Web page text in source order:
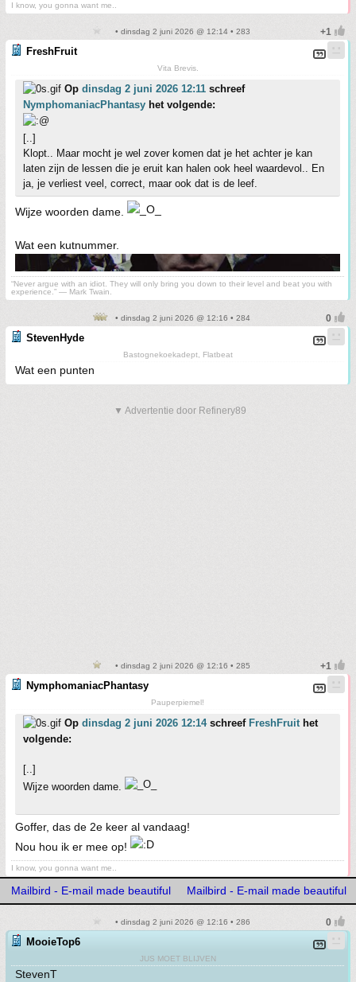
I know, you gonna want me..
• dinsdag 2 juni 2026 @ 12:14 • 283
FreshFruit
Vita Brevis.
Op dinsdag 2 juni 2026 12:11 schreef
NymphomaniacPhantasy het volgende:
[..]
Klopt.. Maar mocht je wel zover komen dat je het achter je kan
laten zijn de lessen die je eruit kan halen ook heel waardevol.. En
ja, je verliest veel, correct, maar ook dat is de leef.
Wijze woorden dame.
Wat een kutnummer.
“Never argue with an idiot. They will only bring you down to their level and beat you with
experience.” ― Mark Twain.
• dinsdag 2 juni 2026 @ 12:16 • 284
StevenHyde
Bastognekoekadept, Flatbeat
Wat een punten
▼ Advertentie door Refinery89
• dinsdag 2 juni 2026 @ 12:16 • 285
NymphomaniacPhantasy
Pauperpiemel!
Op dinsdag 2 juni 2026 12:14schreef FreshFruithet
volgende:
[..]
Wijze woorden dame.
Goffer, das de 2e keer al vandaag!
Nou hou ik er mee op!
I know, you gonna want me..
Mailbird - E-mail made beautiful Mailbird - E-mail made beautiful
• dinsdag 2 juni 2026 @ 12:16 • 286
MooieTop6
JUS MOET BLIJVEN
StevenT